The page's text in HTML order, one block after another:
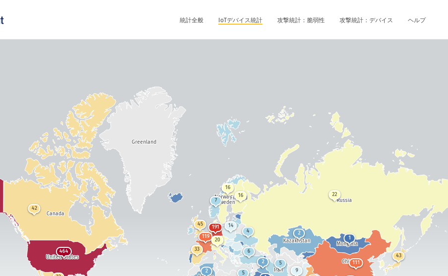
統計全般 IoTデバイス統計 攻撃統計：脆弱性 攻撃統計：デバイス ヘルプ
China
Kazakhstan Mongolia
Russia
Norway
Sweden
Finland
Iran
United States
Canada
Greenland
42
111
191
2 5
33
16
119
2 5
20
43
2
1
7
9
14
22
16
6
4
45
464